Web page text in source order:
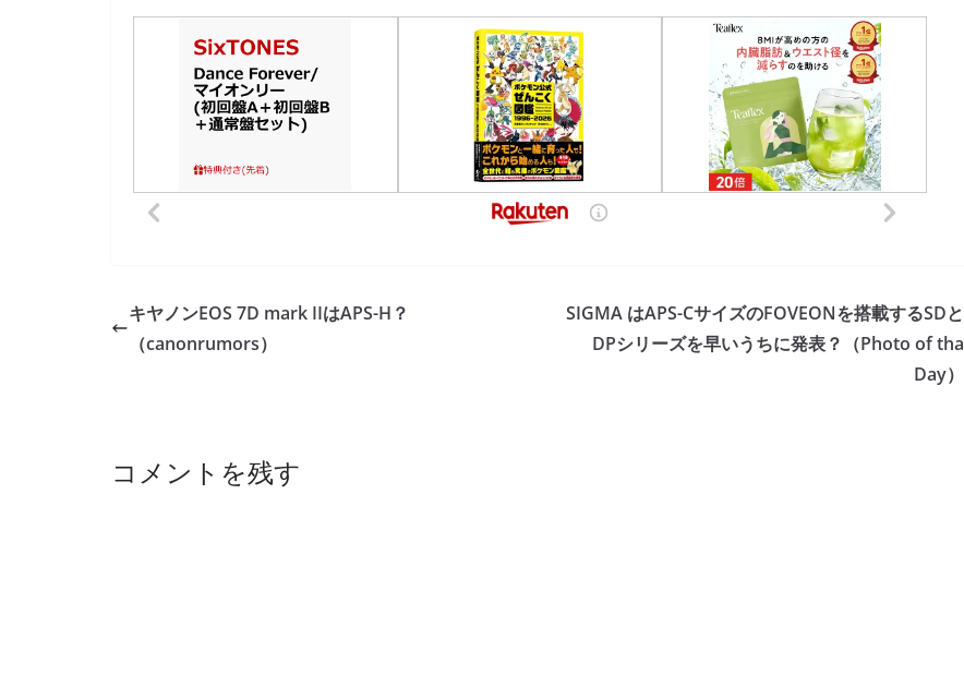
キヤノンEOS 7D mark IIはAPS-H？
（canonrumors）
SIGMA はAPS-CサイズのFOVEONを搭載するSDと
DPシリーズを早いうちに発表？（Photo of tha
Day）
コメントを残す